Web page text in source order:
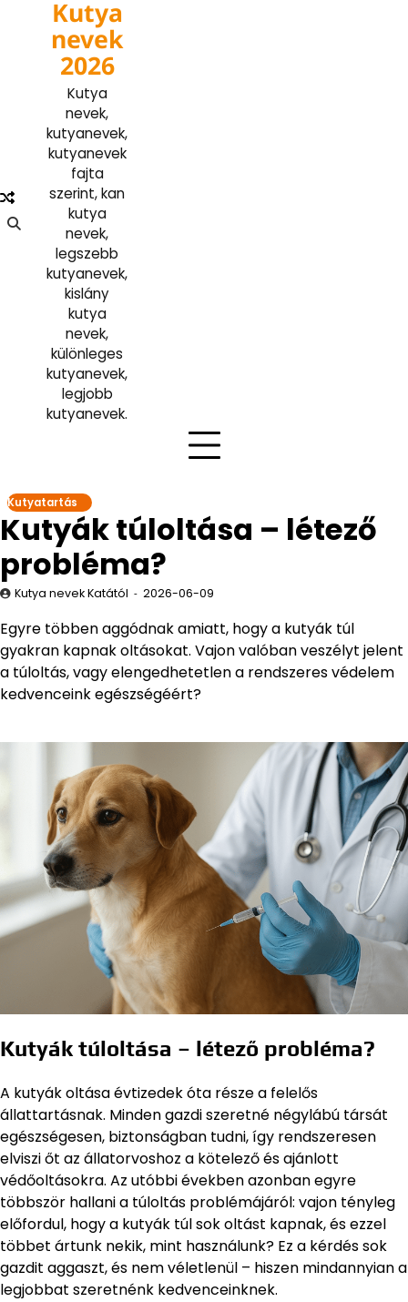
content
Kutya
nevek
2026
Kutya
nevek,
kutyanevek,
kutyanevek
fajta
szerint, kan
kutya
nevek,
legszebb
kutyanevek,
kislány
kutya
nevek,
különleges
kutyanevek,
legjobb
kutyanevek.
Kutyatartás
Kutyák túloltása – létező
probléma?
Kutya nevek Katától 2026-06-09
Egyre többen aggódnak amiatt, hogy a kutyák túl
gyakran kapnak oltásokat. Vajon valóban veszélyt jelent
a túloltás, vagy elengedhetetlen a rendszeres védelem
kedvenceink egészségéért?
Kutyák túloltása – létező probléma?
A kutyák oltása évtizedek óta része a felelős
állattartásnak. Minden gazdi szeretné négylábú társát
egészségesen, biztonságban tudni, így rendszeresen
elviszi őt az állatorvoshoz a kötelező és ajánlott
védőoltásokra. Az utóbbi években azonban egyre
többször hallani a túloltás problémájáról: vajon tényleg
előfordul, hogy a kutyák túl sok oltást kapnak, és ezzel
többet ártunk nekik, mint használunk? Ez a kérdés sok
gazdit aggaszt, és nem véletlenül – hiszen mindannyian a
legjobbat szeretnénk kedvenceinknek.